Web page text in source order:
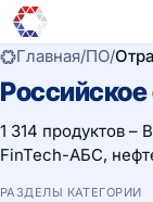
Главная/ПО/
1 314 продуктов –
FinTech-АБС,
РАЗДЕЛЫ КАТЕГОРИИ